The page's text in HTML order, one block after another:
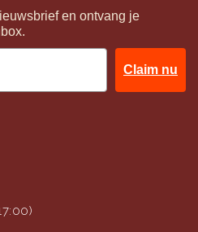
en ontvang je
Claim nu